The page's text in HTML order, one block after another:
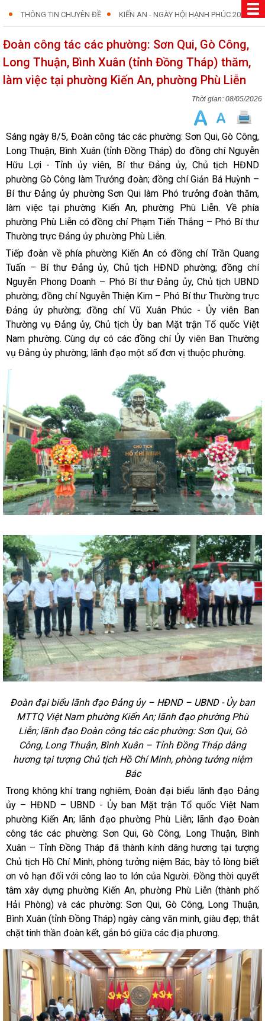
THÔNG TIN CHUYÊN ĐỀ KIẾN AN - NGÀY HỘI HẠNH PHÚC 2026
Đoàn công tác các phường: Sơn Qui, Gò Công,
Long Thuận, Bình Xuân (tỉnh Đồng Tháp) thăm,
làm việc tại phường Kiến An, phường Phù Liễn
08/05/2026
Sáng ngày 8/5, Đoàn công tác các phường: Sơn Qui, Gò Công,
Long Thuận, Bình Xuân (tỉnh Đồng Tháp) do đồng chí Nguyễn
Hữu Lợi - Tỉnh ủy viên, Bí thư Đảng ủy, Chủ tịch HĐND
phường Gò Công làm Trưởng đoàn; đồng chí Giản Bá Huỳnh –
Bí thư Đảng ủy phường Sơn Qui làm Phó trưởng đoàn thăm,
làm việc tại phường Kiến An, phường Phù Liễn. Về phía
phường Phù Liễn có đồng chí Phạm Tiến Thắng – Phó Bí thư
Thường trực Đảng ủy phường Phù Liễn.
Tiếp đoàn về phía phường Kiến An có đồng chí Trần Quang
Tuấn – Bí thư Đảng ủy, Chủ tịch HĐND phường; đồng chí
Nguyễn Phong Doanh – Phó Bí thư Đảng ủy, Chủ tịch UBND
phường; đồng chí Nguyễn Thiện Kim – Phó Bí thư Thường trực
Đảng ủy phường; đồng chí Vũ Xuân Phúc - Ủy viên Ban
Thường vụ Đảng ủy, Chủ tịch Ủy ban Mặt trận Tổ quốc Việt
Nam phường. Cùng dự có các đồng chí Ủy viên Ban Thường
vụ Đảng ủy phường; lãnh đạo một số đơn vị thuộc phường.
Đoàn đại biểu lãnh đạo Đảng ủy – HĐND – UBND - Ủy ban
MTTQ Việt Nam phường Kiến An; lãnh đạo phường Phù
Liễn; lãnh đạo Đoàn công tác các phường: Sơn Qui, Gò
Công, Long Thuận, Bình Xuân – Tỉnh Đồng Tháp dâng
hương tại tượng Chủ tịch Hồ Chí Minh, phòng tưởng niệm
Bác
Trong không khí trang nghiêm, Đoàn đại biểu lãnh đạo Đảng
ủy – HĐND – UBND - Ủy ban Mặt trận Tổ quốc Việt Nam
phường Kiến An; lãnh đạo phường Phù Liễn; lãnh đạo Đoàn
công tác các phường: Sơn Qui, Gò Công, Long Thuận, Bình
Xuân – Tỉnh Đồng Tháp đã thành kính dâng hương tại tượng
Chủ tịch Hồ Chí Minh, phòng tưởng niệm Bác, bày tỏ lòng biết
ơn vô hạn đối với công lao to lớn của Người. Đồng thời quyết
tâm xây dựng phường Kiến An, phường Phù Liễn (thành phố
Hải Phòng) và các phường: Sơn Qui, Gò Công, Long Thuận,
Bình Xuân (tỉnh Đồng Tháp) ngày càng văn minh, giàu đẹp; thắt
chặt tinh thần đoàn kết, gắn bó giữa các địa phương.